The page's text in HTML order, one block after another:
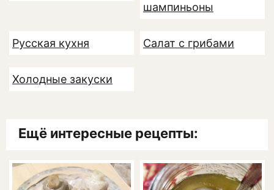
шампиньоны
Русская кухня Салат с грибами
Холодные закуски
Ещё интересные рецепты: